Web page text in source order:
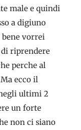
male e quindi
a digiuno
bene vorrei
riprendere
perche al
ecco il
ultimi 2
un forte
non ci siano